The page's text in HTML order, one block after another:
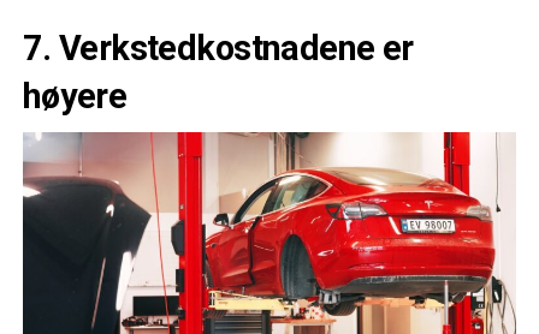
7. Verkstedkostnadene er
høyere